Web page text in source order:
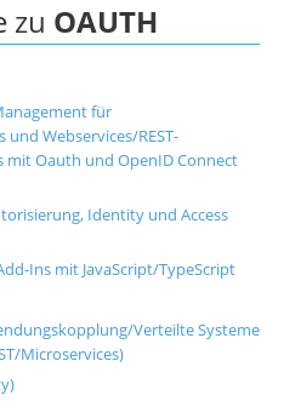
zu OAUTH
für
Webservices/REST-
mit Oauth und OpenID Connect
Identity und Access
Ins mit JavaScript/TypeScript
Verteilte Systeme
Microservices)